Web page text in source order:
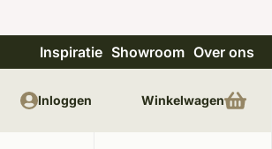
in kempische bouwstijl
Inspiratie Showroom Over ons
Inloggen Winkelwagen